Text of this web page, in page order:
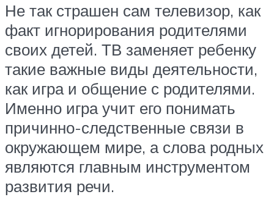
Не так страшен сам телевизор, как
факт игнорирования родителями
своих детей. ТВ заменяет ребенку
такие важные виды деятельности,
как игра и общение с родителями.
Именно игра учит его понимать
причинно-следственные связи в
окружающем мире, а слова родных
являются главным инструментом
развития речи.